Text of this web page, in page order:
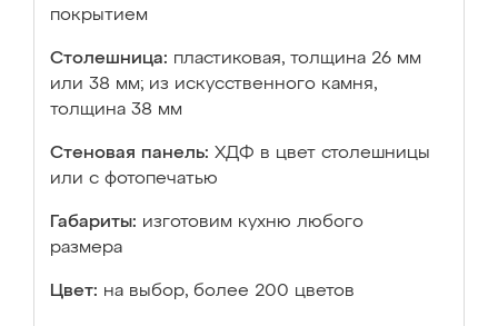
покрытием
Столешница: пластиковая, толщина 26 мм
или 38 мм; из искусственного камня,
толщина 38 мм
Стеновая панель: ХДФ в цвет столешницы
или с фотопечатью
Габариты: изготовим кухню любого
размера
Цвет: на выбор, более 200 цветов